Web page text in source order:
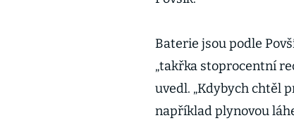
Baterie jsou podle
„takřka stoprocentní
uvedl. „Kdybych chtěl
například plynovou